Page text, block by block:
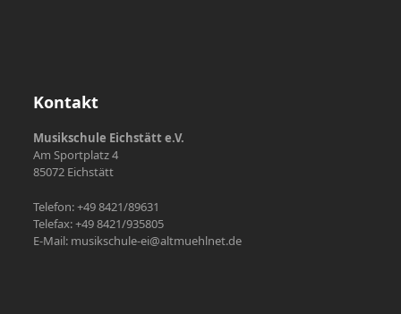
Kontakt
Musikschule Eichstätt e.V.
Am Sportplatz 4
85072 Eichstätt
Telefon: +49 8421/89631
Telefax: +49 8421/935805
E-Mail: musikschule-ei@altmuehlnet.de